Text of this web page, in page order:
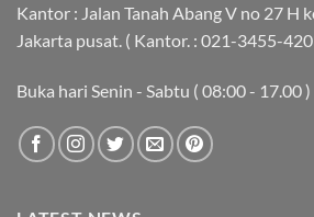
Kantor : Jalan Tanah Abang V no 27 H
Jakarta pusat. ( Kantor. : 021-3455-420
Buka hari Senin - Sabtu ( 08:00 - 17.00 )